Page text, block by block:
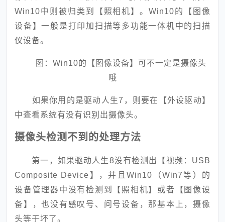
Win10中则被归类到【照相机】。Win10的【图像
设备】一般是打印加扫描等多功能一体机中的扫描
仪设备。
图：Win10的【图像设备】可不一定是摄像头
哦
如果你用的是驱动人生7，则要在【外设驱动】
中查看系统有没有识别出摄像头。
摄像头检测不到的处理方法
第一，如果驱动人生8没有检测出【视频：USB
Composite Device】，并且Win10（Win7等）的
设备管理器中没有检测到【照相机】或者【图像设
备】，也没有感叹号、问号设备，那基本上，摄像
头等于坏了。